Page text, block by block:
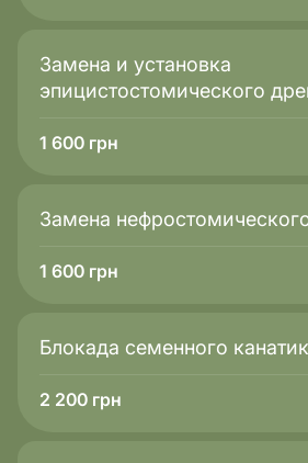
Замена и установка
эпицистостомического
1 600 грн
Замена
1 600 грн
Блокада семенного
2 200 грн